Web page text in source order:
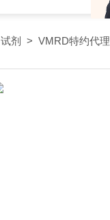
试剂 > VMRD特约代理